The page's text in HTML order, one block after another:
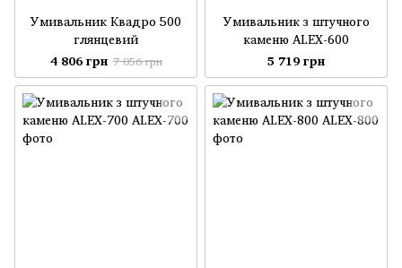
Умивальник Квадро 500
глянцевий
4 806 грн 7 056 грн
Умивальник з штучного
каменю ALEX-600
5 719 грн